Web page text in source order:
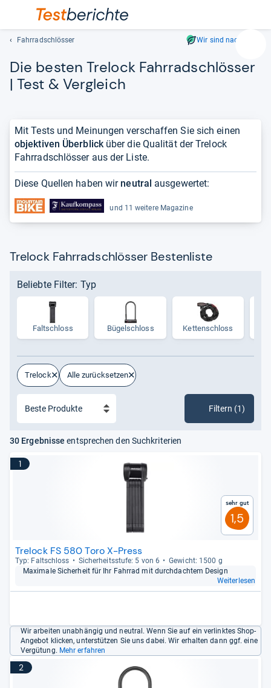
Geben
ein.
mit
Fahrradschlösser Wir sind nachhaltig
Die bes­ten Tre­lock Fahr­rad­sch­lös­ser
| Test & Ver­gleich
Mit Tests und Meinungen verschaffen Sie sich einen
objektiven Überblicküber die Qualität der Trelock
Fahrradschlösser aus der Liste.
Diese Quellen haben wir neutral ausgewertet:
und 11 weitere Magazine
Trelock Fahrradschlösser Bestenliste
Beliebte Filter: Typ
Falt­schloss Bügel­schloss Ket­ten­schloss
Trelock Alle zurücksetzen
Filtern (1)
30 Ergebnisse entsprechen den Suchkriterien
1
Sehr gut
1,5
Trelock FS 580 Toro X-Press
Typ: Falt­schloss Sicher­heits­stufe: 5 von 6
Gewicht: 1500 g
Maxi­male Sicher­heit für Ihr Fahr­rad mit durch­dach­tem Design
Weiterlesen
Wir arbeiten unabhängig und neutral. Wenn Sie auf ein verlinktes Shop-
Angebot klicken, unterstützen Sie uns dabei. Wir erhalten dann ggf. eine
Vergütung. Mehr erfahren
2